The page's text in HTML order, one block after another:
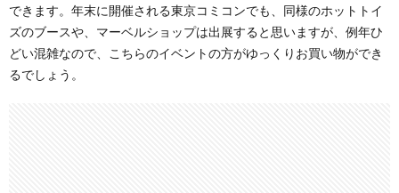
できます。年末に開催される東京コミコンでも、同様のホットトイ
ズのブースや、マーベルショップは出展すると思いますが、例年ひ
どい混雑なので、こちらのイベントの方がゆっくりお買い物ができ
るでしょう。